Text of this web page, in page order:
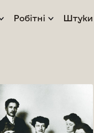
Робітні Штуки